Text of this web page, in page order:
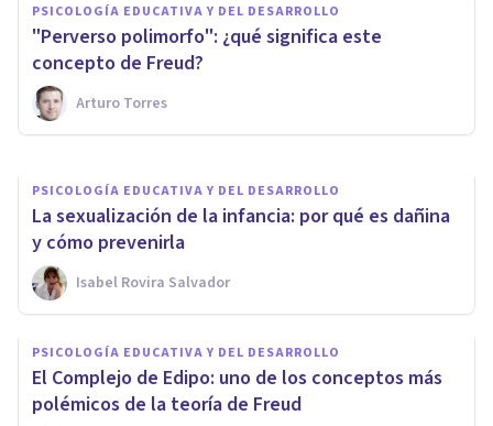
PSICOLOGÍA EDUCATIVA Y DEL DESARROLLO
"Perverso polimorfo": ¿qué significa este
concepto de Freud?
Arturo Torres
​Ricopatía, el síndrome del niño
rico
Juan Armando Corbin
PSICOLOGÍA EDUCATIVA Y DEL DESARROLLO
La sexualización de la infancia: por qué es dañina
y cómo prevenirla
Isabel Rovira Salvador
PSICOLOGÍA EDUCATIVA Y DEL DESARROLLO
El Complejo de Edipo: uno de los conceptos más
polémicos de la teoría de Freud